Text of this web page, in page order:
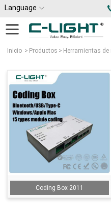
Language
Inicio > Productos > Herramientas de
Coding Box 2011